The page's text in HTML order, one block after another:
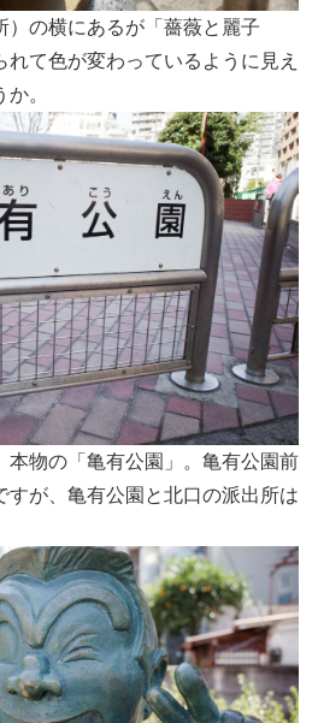
）の横にあるが「薔薇と麗子
て色が変わっているように見え
。
本物の「亀有公園」。亀有公園前
すが、亀有公園と北口の派出所は